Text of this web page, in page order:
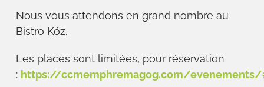
Nous vous attendons en grand nombre au
Bistro Kóz.
Les places sont limitées, pour réservation
: https://ccmemphremagog.com/